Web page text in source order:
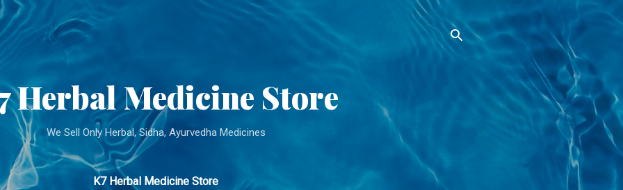
Skip to main content
Herbal Medicine Store
We Sell Only Herbal, Sidha, Ayurvedha Medicines
K7 Herbal Medicine Store